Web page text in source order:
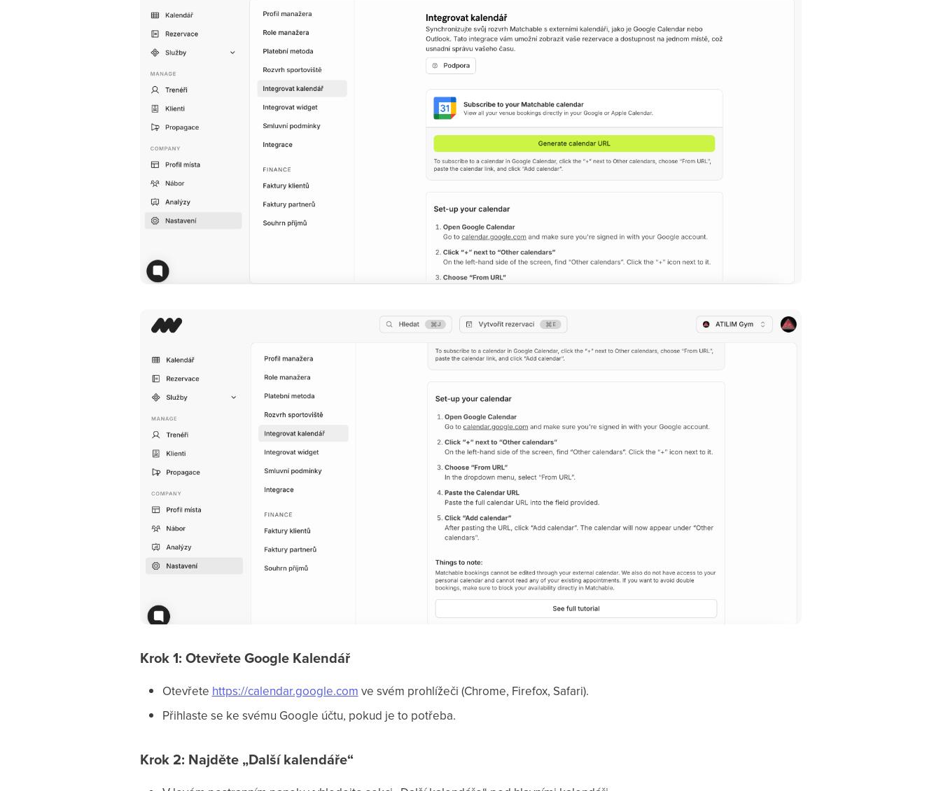
Krok 1: Otevřete Google Kalendář
Otevřete https://calendar.google.com ve svém prohlížeči (Chrome, Firefox, Safari).
Přihlaste se ke svému Google účtu, pokud je to potřeba.
Krok 2: Najděte „Další kalendáře“